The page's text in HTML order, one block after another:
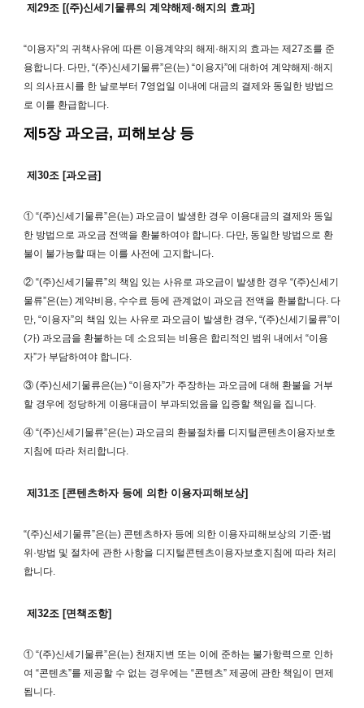
제29조 [(주)신세기물류의 계약해제·해지의 효과]
“이용자”의 귀책사유에 따른 이용계약의 해제·해지의 효과는 제27조를 준
용합니다. 다만, “(주)신세기물류”은(는) “이용자”에 대하여 계약해제·해지
의 의사표시를 한 날로부터 7영업일 이내에 대금의 결제와 동일한 방법으
로 이를 환급합니다.
제5장 과오금, 피해보상 등
제30조 [과오금]
① “(주)신세기물류”은(는) 과오금이 발생한 경우 이용대금의 결제와 동일
한 방법으로 과오금 전액을 환불하여야 합니다. 다만, 동일한 방법으로 환
불이 불가능할 때는 이를 사전에 고지합니다.
② “(주)신세기물류”의 책임 있는 사유로 과오금이 발생한 경우 “(주)신세기
물류”은(는) 계약비용, 수수료 등에 관계없이 과오금 전액을 환불합니다. 다
만, “이용자”의 책임 있는 사유로 과오금이 발생한 경우, “(주)신세기물류”이
(가) 과오금을 환불하는 데 소요되는 비용은 합리적인 범위 내에서 “이용
자”가 부담하여야 합니다.
③ (주)신세기물류은(는) “이용자”가 주장하는 과오금에 대해 환불을 거부
할 경우에 정당하게 이용대금이 부과되었음을 입증할 책임을 집니다.
④ “(주)신세기물류”은(는) 과오금의 환불절차를 디지털콘텐츠이용자보호
지침에 따라 처리합니다.
제31조 [콘텐츠하자 등에 의한 이용자피해보상]
“(주)신세기물류”은(는) 콘텐츠하자 등에 의한 이용자피해보상의 기준·범
위·방법 및 절차에 관한 사항을 디지털콘텐츠이용자보호지침에 따라 처리
합니다.
제32조 [면책조항]
① “(주)신세기물류”은(는) 천재지변 또는 이에 준하는 불가항력으로 인하
여 “콘텐츠”를 제공할 수 없는 경우에는 “콘텐츠” 제공에 관한 책임이 면제
됩니다.